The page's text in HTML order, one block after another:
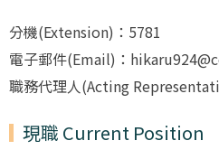
分機(Extension)：5781
電子郵件(Email)：
職務代理人(Acting
現職 Current Position